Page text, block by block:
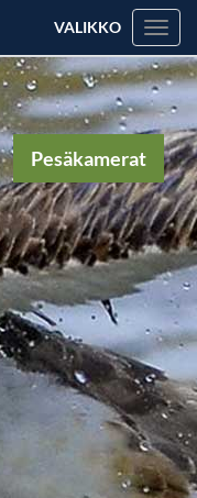
VALIKKO
Pesäkamerat